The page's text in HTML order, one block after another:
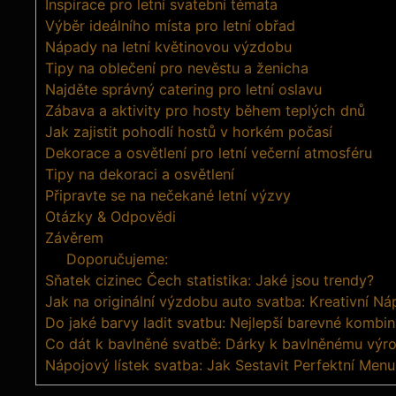
Inspirace pro letní svatební témata
Výběr ideálního místa pro letní obřad
Nápady na letní květinovou výzdobu
Tipy na oblečení pro nevěstu a ženicha
Najděte správný catering pro letní oslavu
Zábava a aktivity pro hosty během teplých dnů
Jak zajistit pohodlí hostů v horkém počasí
Dekorace a osvětlení pro letní večerní atmosféru
Tipy na dekoraci a osvětlení
Připravte se na nečekané letní výzvy
Otázky & Odpovědi
Závěrem
Doporučujeme:
Sňatek cizinec Čech statistika: Jaké jsou trendy?
Jak na originální výzdobu auto svatba: Kreativní
Do jaké barvy ladit svatbu: Nejlepší barevné
Co dát k bavlněné svatbě: Dárky k bavlněnému
Nápojový lístek svatba: Jak Sestavit Perfektní Menu